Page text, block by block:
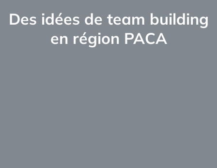
Des idées de team building
en région PACA